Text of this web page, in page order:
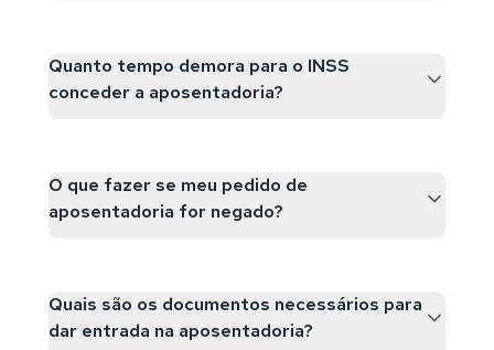
Quanto tempo demora para o INSS
conceder a aposentadoria?
O que fazer se meu pedido de
aposentadoria for negado?
Quais são os documentos necessários para
dar entrada na aposentadoria?